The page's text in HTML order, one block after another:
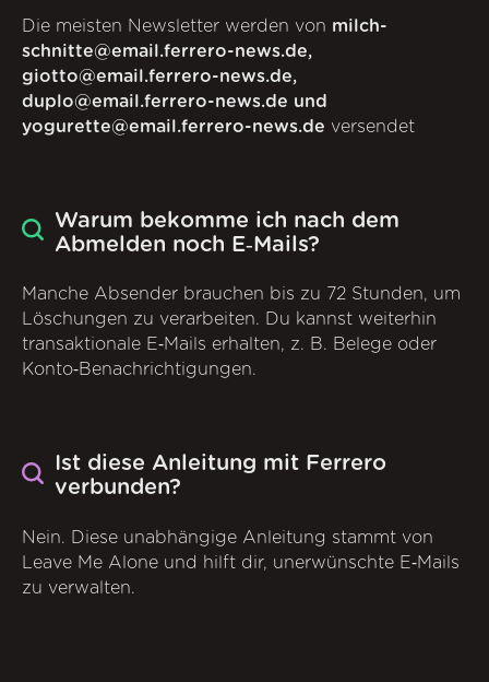
Die meisten Newsletter werden von milch-
schnitte@email.ferrero-news.de,
giotto@email.ferrero-news.de,
duplo@email.ferrero-news.de und
yogurette@email.ferrero-news.de versendet
Warum bekomme ich nach dem
Abmelden noch E‑Mails?
Manche Absender brauchen bis zu 72 Stunden, um
Löschungen zu verarbeiten. Du kannst weiterhin
transaktionale E‑Mails erhalten, z. B. Belege oder
Konto‑Benachrichtigungen.
Ist diese Anleitung mit Ferrero
verbunden?
Nein. Diese unabhängige Anleitung stammt von
Leave Me Alone und hilft dir, unerwünschte E‑Mails
zu verwalten.